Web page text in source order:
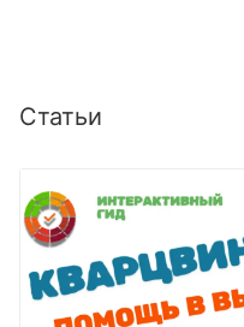
Статьи